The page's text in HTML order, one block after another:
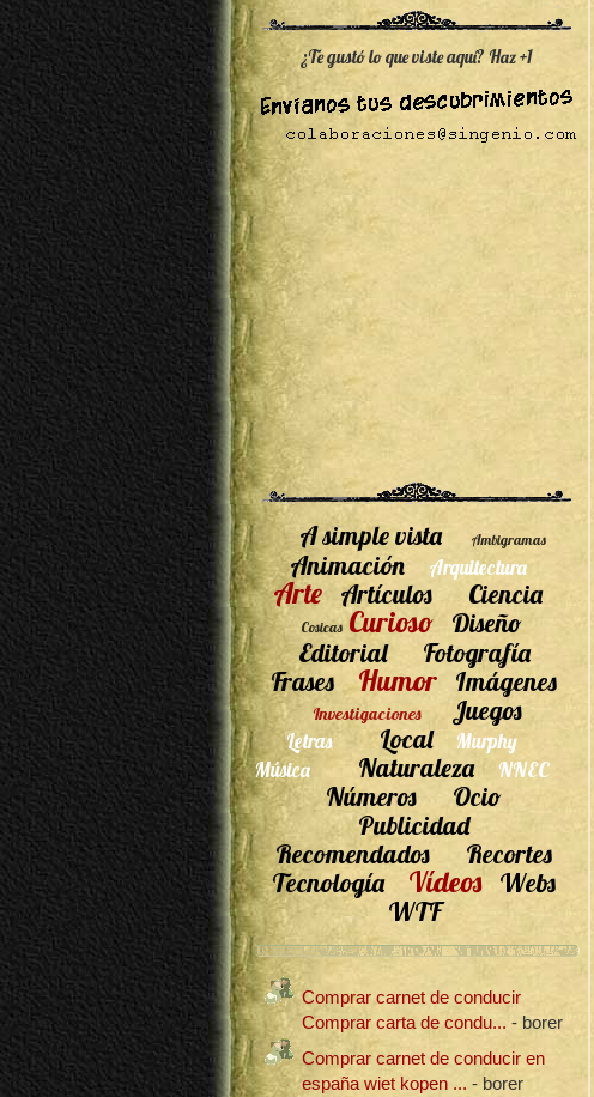
¿Te gustó lo que viste aquí? Haz +1
A simple vista Ambigramas
Animación Arquitectura
Arte Artículos Ciencia
Cosicas Curioso
Diseño
Editorial
Fotografía
Frases
Humor Imágenes
Investigaciones Juegos
Letras Local
Murphy
Música
Naturaleza NNEC
Números
Ocio
Publicidad
Recomendados
Recortes
Tecnología
Vídeos Webs
WTF
Comprar carnet de conducir
Comprar carta de condu... - borer
Comprar carnet de conducir en
españa wiet kopen ... - borer